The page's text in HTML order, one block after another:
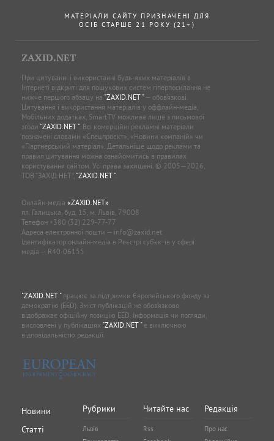
МАТЕРІАЛИ САЙТУ ПРИЗНАЧЕНІ ДЛЯ
ОСІБ СТАРШЕ 21 РОКУ (21+)
ZAXID.NET
При цитуванні і використанні будь-яких матеріалів в
Інтернеті відкриті для пошукових систем гіперпосилання не
нижче першого абзацу на "ZAXID.NET "— обов’язкові.
Цитування і використання матеріалів у оффлайн-медіа,
Мобільних додатках, SmartTV можливе лише з письмової
згоди "ZAXID.NET ". Всі комерційні рекламні матеріали
позначені словами «Спецпроєкт», «Новини компаній» чи
«Партнерський матеріал». Детальніше щодо реклами та
правил цитування можна ознайомитись в правилах
користування сайтом. Усі права захищені. © 2005—2026,
ТОВ “ЗАХІД.НЕТ”, "ZAXID.NET ".
Онлайн-медіа «ZAXID.NET»
пл. Галицька, буд. 15, м. Львів, 79008
Телефон +380 (32) 229-77-77
Адреса електронної пошти — info@zaxid.net
Ідентифікатор онлайн-медіа в Реєстрі суб'єктів у сфері
медіа — R40-06155
"ZAXID.NET "працює за підтримки Європейського фонду за
демократію (EED). Зміст публікацій не обов’язково
відображає офіційну позицію EED. Інформація чи погляди,
висловлені у публікаціях "ZAXID.NET "є виключною
відповідальністю редакції.
Новини
Статті
Рубрики
Львів
Читайте нас
Rss
Редакція
Про нас